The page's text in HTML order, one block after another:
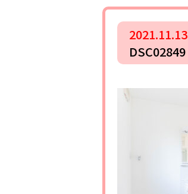
2021.11.13
DSC02849